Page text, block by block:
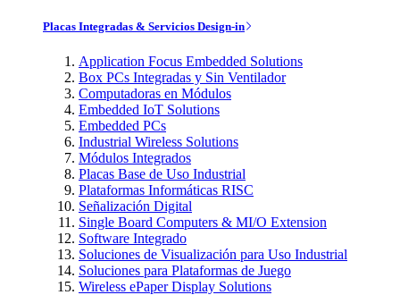
Placas Integradas & Servicios Design-in
Application Focus Embedded Solutions
Box PCs Integradas y Sin Ventilador
Computadoras en Módulos
Embedded IoT Solutions
Embedded PCs
Industrial Wireless Solutions
Módulos Integrados
Placas Base de Uso Industrial
Plataformas Informáticas RISC
Señalización Digital
Single Board Computers & MI/O Extension
Software Integrado
Soluciones de Visualización para Uso Industrial
Soluciones para Plataformas de Juego
Wireless ePaper Display Solutions